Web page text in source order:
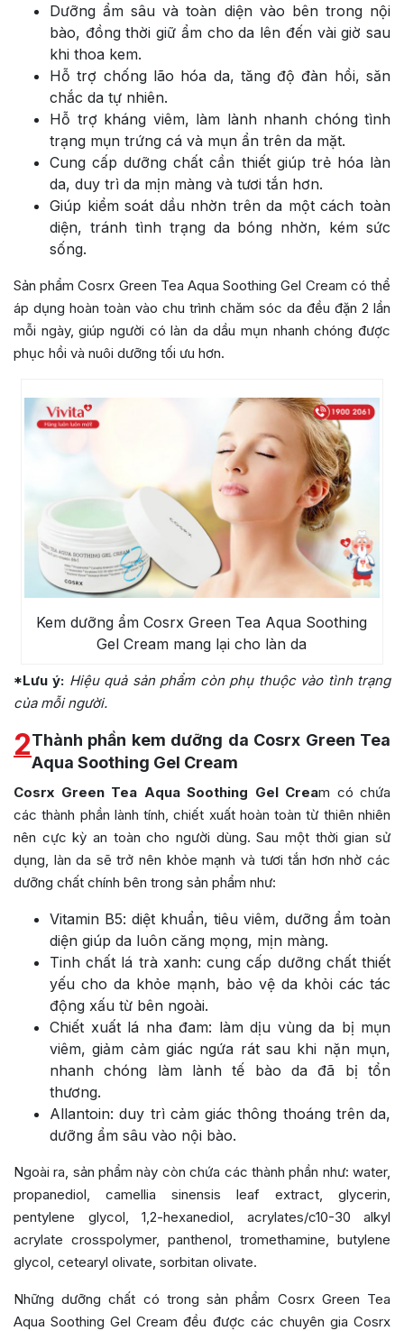
Dưỡng ẩm sâu và toàn diện vào bên trong nội
bào, đồng thời giữ ẩm cho da lên đến vài giờ sau
khi thoa kem.
Hỗ trợ chống lão hóa da, tăng độ đàn hồi, săn
chắc da tự nhiên.
Hỗ trợ kháng viêm, làm lành nhanh chóng tình
trạng mụn trứng cá và mụn ẩn trên da mặt.
Cung cấp dưỡng chất cần thiết giúp trẻ hóa làn
da, duy trì da mịn màng và tươi tắn hơn.
Giúp kiểm soát dầu nhờn trên da một cách toàn
diện, tránh tình trạng da bóng nhờn, kém sức
sống.
Sản phẩm Cosrx Green Tea Aqua Soothing Gel Cream có thể
áp dụng hoàn toàn vào chu trình chăm sóc da đều đặn 2 lần
mỗi ngày, giúp người có làn da dầu mụn nhanh chóng được
phục hồi và nuôi dưỡng tối ưu hơn.
Kem dưỡng ẩm Cosrx Green Tea Aqua Soothing
Gel Cream mang lại cho làn da
*Lưu ý: Hiệu quả sản phẩm còn phụ thuộc vào tình trạng
của mỗi người.
2Thành phần kem dưỡng da Cosrx Green Tea
Aqua Soothing Gel Cream
Cosrx Green Tea Aqua Soothing Gel Cream có chứa
các thành phần lành tính, chiết xuất hoàn toàn từ thiên nhiên
nên cực kỳ an toàn cho người dùng. Sau một thời gian sử
dụng, làn da sẽ trở nên khỏe mạnh và tươi tắn hơn nhờ các
dưỡng chất chính bên trong sản phẩm như:
Vitamin B5: diệt khuẩn, tiêu viêm, dưỡng ẩm toàn
diện giúp da luôn căng mọng, mịn màng.
Tinh chất lá trà xanh: cung cấp dưỡng chất thiết
yếu cho da khỏe mạnh, bảo vệ da khỏi các tác
động xấu từ bên ngoài.
Chiết xuất lá nha đam: làm dịu vùng da bị mụn
viêm, giảm cảm giác ngứa rát sau khi nặn mụn,
nhanh chóng làm lành tế bào da đã bị tổn
thương.
Allantoin: duy trì cảm giác thông thoáng trên da,
dưỡng ẩm sâu vào nội bào.
Ngoài ra, sản phẩm này còn chứa các thành phần như: water,
propanediol, camellia sinensis leaf extract, glycerin,
pentylene glycol, 1,2-hexanediol, acrylates/c10-30 alkyl
acrylate crosspolymer, panthenol, tromethamine, butylene
glycol, cetearyl olivate, sorbitan olivate.
Những dưỡng chất có trong sản phẩm Cosrx Green Tea
Aqua Soothing Gel Cream đều được các chuyên gia Cosrx